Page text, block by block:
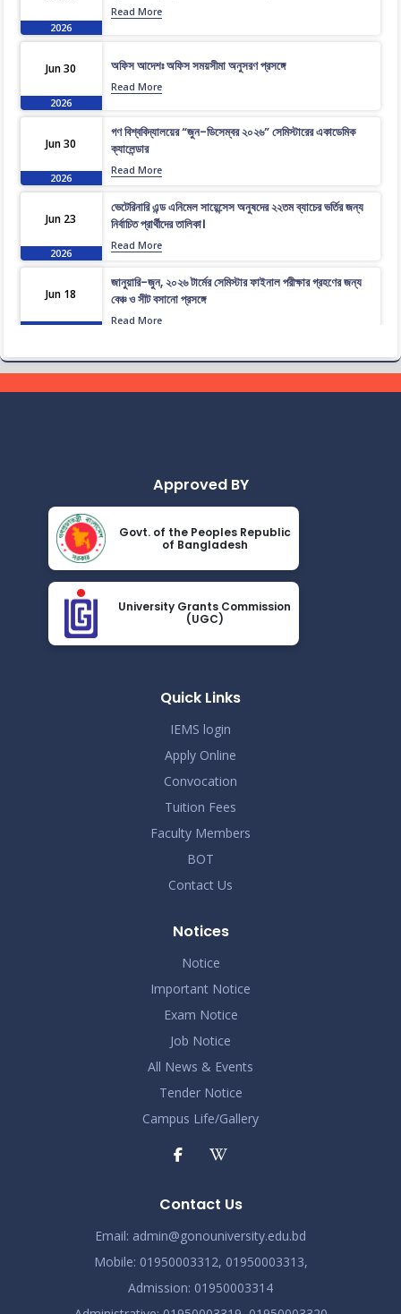
2026
Read More
Jun 30
2026
অফিস আদেশঃ অফিস সময়সীমা অনুসরণ প্রসঙ্গে
Read More
Jun 30
2026
গণ বিশ্ববিদ্যালয়ের “জুন-ডিসেম্বর ২০২৬” সেমিস্টারের একাডেমিক
ক্যালেন্ডার
Read More
Jun 23
2026
ভেটেরিনারি এন্ড এনিমেল সায়েন্সেস অনুষদের ২২তম ব্যাচের ভর্তির জন্য
নির্বাচিত প্রার্থীদের তালিকা।
Read More
Jun 18
2026
জানুয়ারি-জুন, ২০২৬ টার্মের সেমিস্টার ফাইনাল পরীক্ষার গ্রহণের জন্য
বেঞ্চ ও সীট বসানো প্রসঙ্গে
Read More
ভেটেরিনারি এন্ড এনিমেল সায়েন্সেস অনুষদের ২২তম ব্যাচের প্রাথমিকভাবে
নির্বাচিত প্রার্থীদের তালিকা।
Read More
Jun 14
2026
জানুয়ারি-জুন, ২০২৬ টার্মের সেমিস্টার ফাইনাল পরীক্ষার সংশোধিত
বিজ্ঞপ্তি
May 23
2026
সংশোধিতঃ জানুয়ারি-জুন, ২০২৬ টার্মের সেমিস্টার পরীক্ষার সময়সূচী
Read More
Approved BY
Govt. of the Peoples Republic
of Bangladesh
University Grants Commission
(UGC)
Quick Links
IEMS login
Apply Online
Convocation
Tuition Fees
Faculty Members
BOT
Contact Us
Notices
Notice
Important Notice
Exam Notice
Job Notice
All News & Events
Tender Notice
Campus Life/Gallery
Contact Us
Email: admin@gonouniversity.edu.bd
Mobile: 01950003312, 01950003313,
Admission: 01950003314